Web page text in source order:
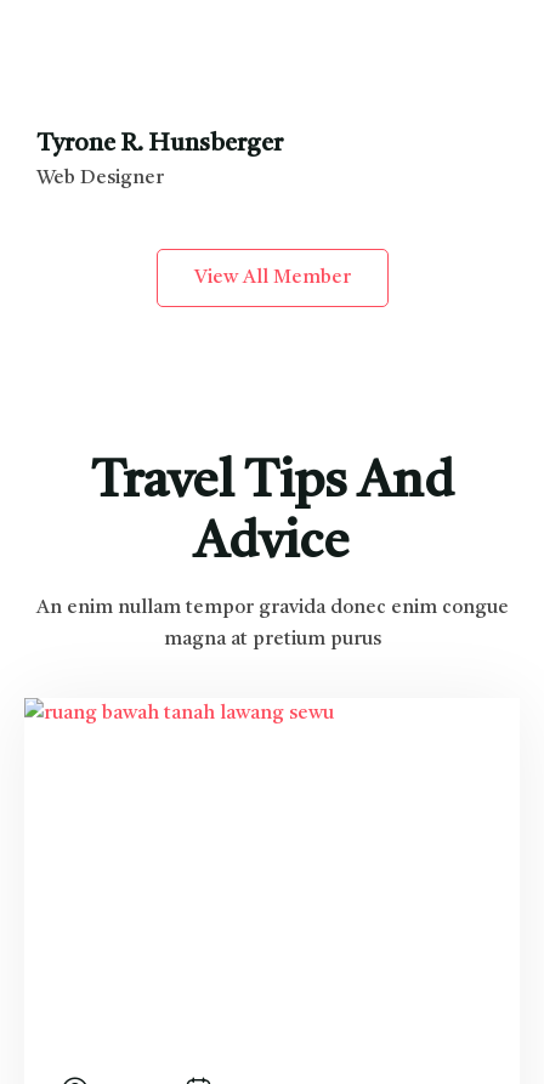
Tyrone R. Hunsberger
Web Designer
View All Member
Travel Tips And
Advice
An enim nullam tempor gravida donec enim congue
magna at pretium purus